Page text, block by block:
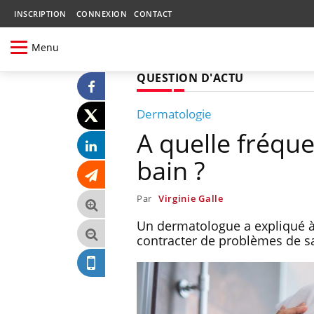
INSCRIPTION CONNEXION CONTACT
Menu
QUESTION D'ACTU
Dermatologie
A quelle
bain ?
Par Virginie Galle
Un dermatologue a expliqué
contracter de problèmes de